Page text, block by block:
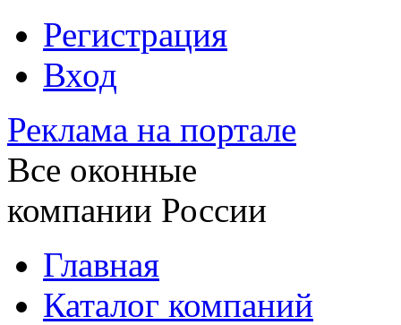
Регистрация
Вход
Реклама на портале
Все оконные
компании России
Главная
Каталог компаний